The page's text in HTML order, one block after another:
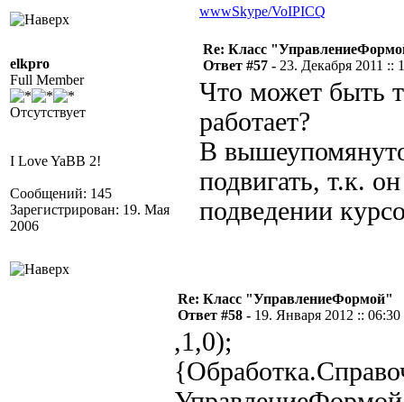
wwwSkype/VoIPICQ
elkpro
Full Member
Отсутствует
I Love YaBB 2!
Сообщений: 145
Зарегистрирован: 19. Мая
2006
Re: Класс
Ответ #57 - 23. Декабря 2011 ::
Что может быть
работает?
В
подвигать, т.к.
подведении
Re: Класс "УправлениеФормой"
Ответ #58 - 19. Января 2012 :: 06:30
,1,0);